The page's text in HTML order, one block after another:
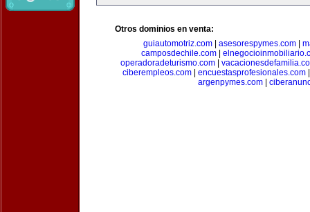
Otros dominios en venta:
guiautomotriz.com
asesorespymes.com
camposdechile.com
operadoradeturismo.com
ciberempleos.com
encuestasprofesionales.com
argenpymes.com